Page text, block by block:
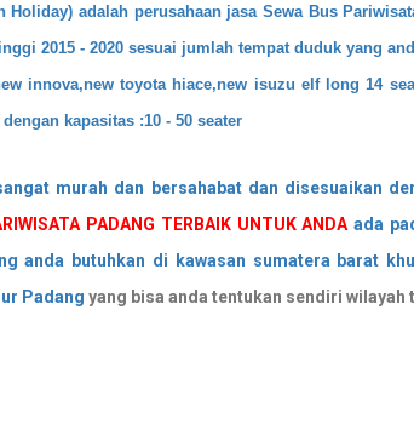
Holiday) adalah perusahaan jasa Sewa Bus
2015 - 2020 sesuai jumlah tempat duduk yang
innova,new toyota hiace,new isuzu elf long 14
kapasitas :10 - 50 seater
murah dan bersahabat dan disesuaikan
PADANG TERBAIK UNTUK ANDA ada
anda butuhkan di kawasan sumatera barat
Padang yang bisa anda tentukan sendiri